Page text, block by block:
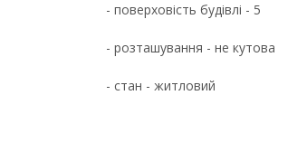
- поверховість будівлі - 5
- розташування - не кутова
- стан - житловий